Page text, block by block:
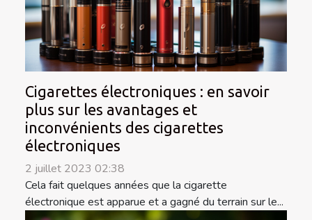
Cigarettes électroniques : en savoir
plus sur les avantages et
inconvénients des cigarettes
électroniques
2 juillet 2023 02:38
Cela fait quelques années que la cigarette
électronique est apparue et a gagné du terrain sur le...